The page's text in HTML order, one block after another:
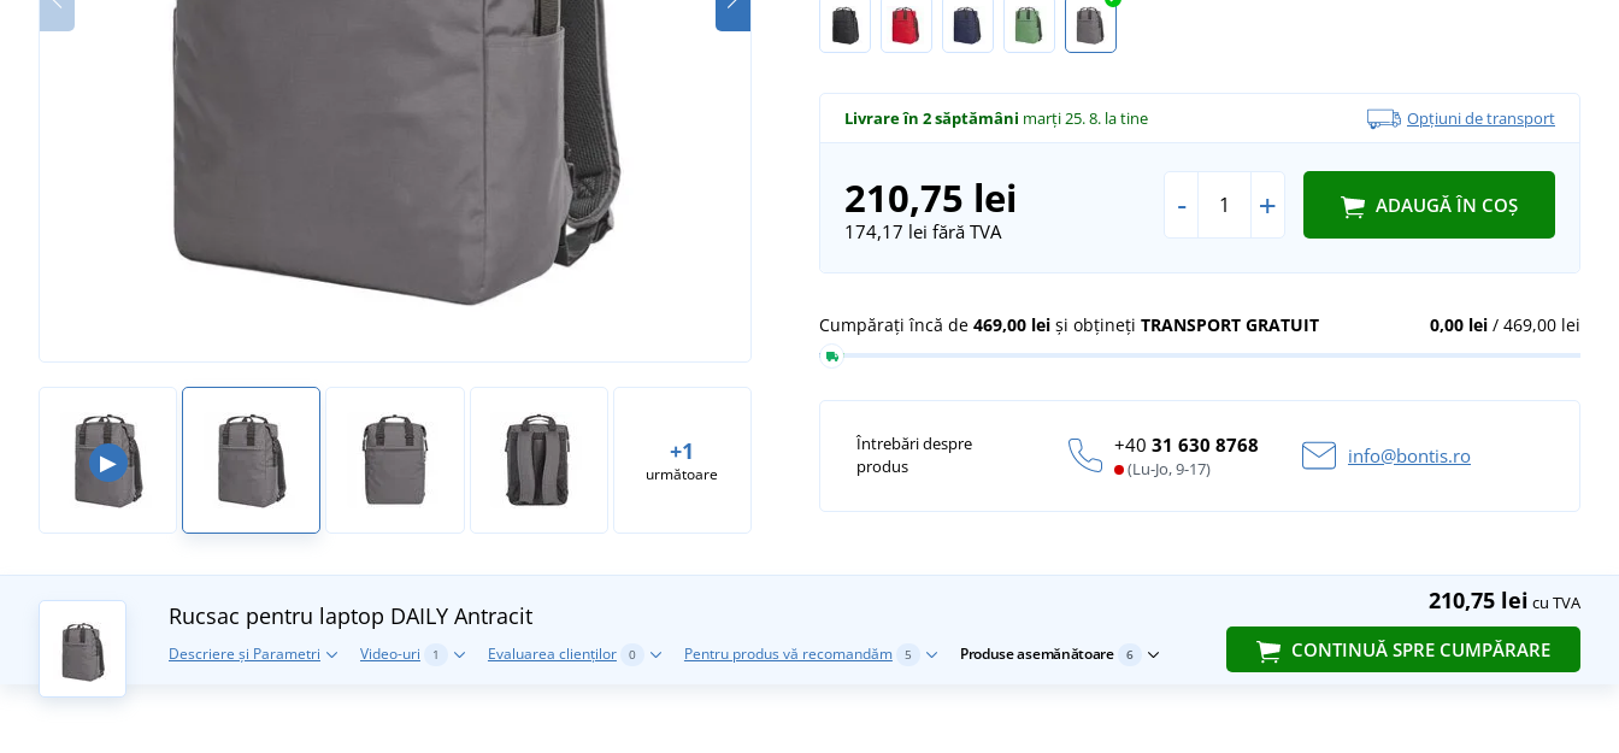
▶ +1
următoare
Livrare în 2 săptămâni marți 25. 8. la tine Opțiuni de transport
210,75 lei
174,17 lei fără TVA
- + ADAUGĂ ÎN COȘ
0,00 lei/ 469,00 lei
Cumpărați încă de 469,00 lei și obțineți TRANSPORT GRATUIT
Întrebări despre
produs
+40 31 630 8768
(Lu-Jo, 9-17)
info@bontis.ro
210,75 lei cu TVA
CONTINUĂ SPRE CUMPĂRARE
Rucsac pentru laptop DAILY Antracit
Descriere și Parametri Video-uri 1 Evaluarea clienților 0 Pentru produs vă recomandăm 5 Produse asemănătoare 6